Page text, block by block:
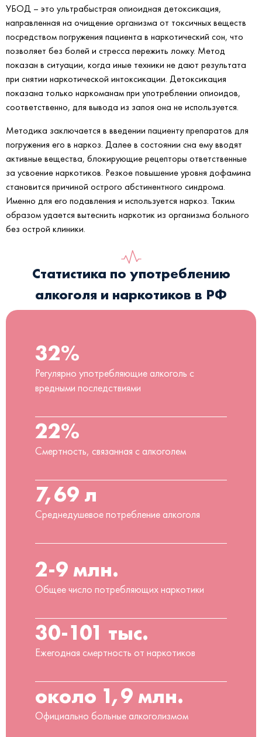
УБОД – это ультрабыстрая опиоидная детоксикация,
направленная на очищение организма от токсичных веществ
посредством погружения пациента в наркотический сон, что
позволяет без болей и стресса пережить ломку. Метод
показан в ситуации, когда иные техники не дают результата
при снятии наркотической интоксикации. Детоксикация
показана только наркоманам при употреблении опиоидов,
соответственно, для вывода из запоя она не используется.
Методика заключается в введении пациенту препаратов для
погружения его в наркоз. Далее в состоянии сна ему вводят
активные вещества, блокирующие рецепторы ответственные
за усвоение наркотиков. Резкое повышение уровня дофамина
становится причиной острого абстинентного синдрома.
Именно для его подавления и используется наркоз. Таким
образом удается вытеснить наркотик из организма больного
без острой клиники.
Статистика по употреблению
алкоголя и наркотиков в РФ
32%
Регулярно употребляющие алкоголь с
вредными последствиями
22%
Смертность, связанная с алкоголем
7,69 л
Среднедушевое потребление алкоголя
2-9 млн.
Общее число потребляющих наркотики
30-101 тыс.
Ежегодная смертность от наркотиков
около 1,9 млн.
Официально больные алкоголизмом